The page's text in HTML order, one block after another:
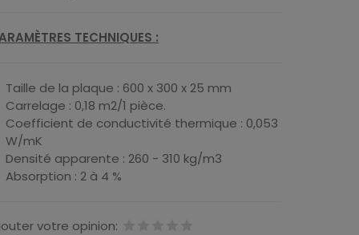
TECHNIQUES :
Taille de la plaque : 600 x 300 x 25 mm
Carrelage : 0,18 m2/1 pièce.
Coefficient de conductivité thermique : 0,053
W/mK
Densité apparente : 260 - 310 kg/m3
Absorption : 2 à 4 %
votre opinion: